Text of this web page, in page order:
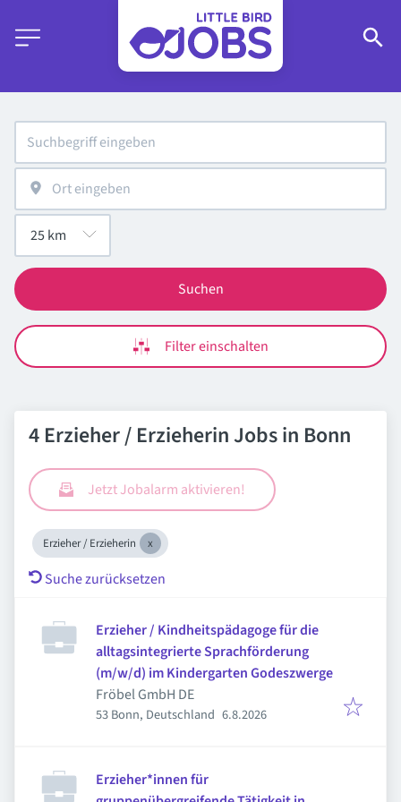
Suchen
Filter einschalten
4 Erzieher / Erzieherin Jobs in Bonn
Jetzt Jobalarm aktivieren!
Erzieher / Erzieherin
Suche zurücksetzen
Erzieher / Kindheitspädagoge für die
alltagsintegrierte Sprachförderung
(m/w/d) im Kindergarten Godeszwerge
Fröbel GmbH DE
53 Bonn, Deutschland Veröffentlicht
6.8.2026
Erzieher*innen für